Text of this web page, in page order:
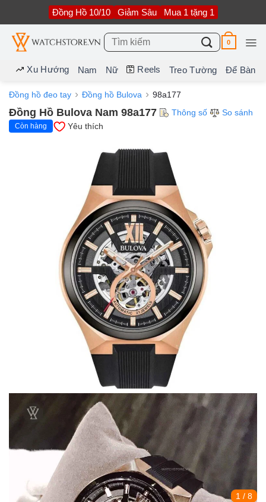
nội
dung
Đồng Hồ 10/10 Giảm Sâu Mua 1 tặng 1
Tìm
kiếm:
0
Xu Hướng Nam Nữ Reels Treo Tường Để Bàn
Đồng hồ đeo tay Đồng hồ Bulova 98a177
Đồng Hồ Bulova Nam 98a177 Thông số So sánh
Còn hàng Yêu thích
1 / 8